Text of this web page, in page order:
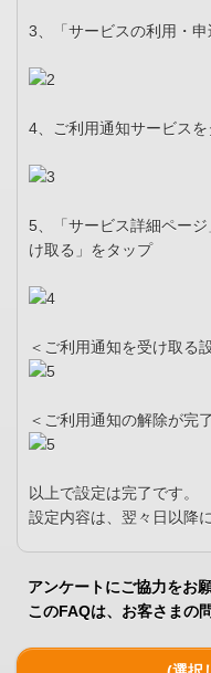
3、「サービスの利用・
4、ご利用通知サービス
5、「サービス詳細ペー
け取る」をタップ
＜ご利用通知を受け取る
＜ご利用通知の解除が完
以上で設定は完了です。
設定内容は、翌々日以降
アンケートにご協力をお
このFAQは、お客さまの